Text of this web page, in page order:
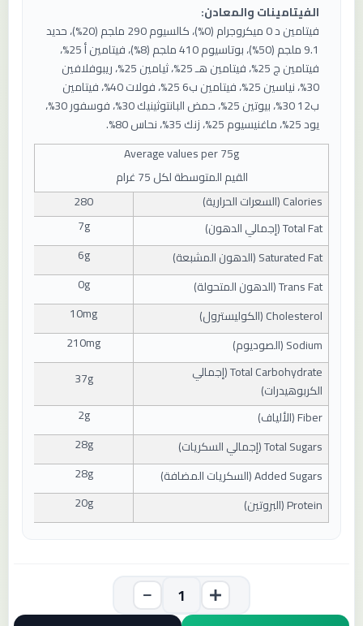
الفيتامينات والمعادن:
فيتامين د 0 ميكروجرام (0%)، كالسيوم 290 ملجم (20%)، حديد
9.1 ملجم (50%)، بوتاسيوم 410 ملجم (8%)، فيتامين أ 25%،
فيتامين ج 25%، فيتامين هـ 25%، ثيامين 25%، ريبوفلافين
30%، نياسين 25%، فيتامين ب6 25%، فولات 40%، فيتامين
ب12 30%، بيوتين 25%، حمض البانتوثينيك 30%، فوسفور 30%،
يود 25%، ماغنيسيوم 25%، زنك 35%، نحاس 80%.
Average values ​​per75g
القيم المتوسطة لكل 75 غرام
Calories ( السعرات الحرارية)
280
Total Fat ( إجمالي الدهون)
7g
Saturated Fat ( الدهون المشبعة)
6g
Trans Fat ( الدهون المتحولة)
0g
Cholesterol ( الكوليسترول)
10mg
Sodium ( الصوديوم)
210mg
Total Carbohydrate ( إجمالي
الكربوهيدرات)
37g
Fiber ( الألياف)
2g
Total Sugars ( إجمالي السكريات)
28g
Added Sugars ( السكريات المضافة)
28g
Protein ( البروتين)
20g